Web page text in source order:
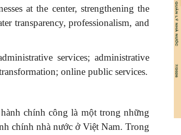
at the center, strengthening the
transparency, professionalism, and
services; administrative
online public services.
chính công là một trong những
chính nhà nước ở Việt Nam. Trong